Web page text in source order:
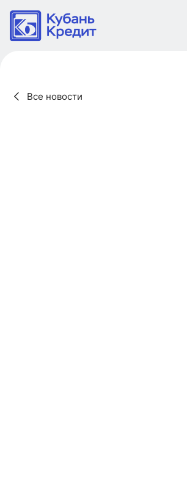
Все новости